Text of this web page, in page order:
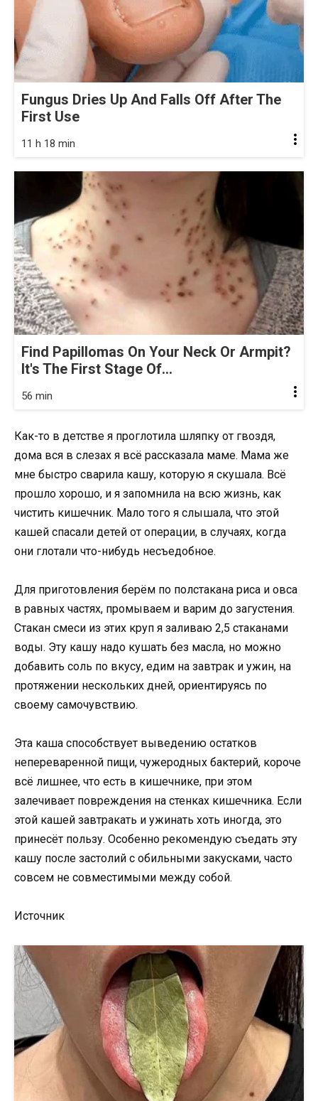
Fungus Dries Up And Falls Off After The
First Use
11 h 18 min
Find Papillomas On Your Neck Or Armpit?
It's The First Stage Of...
56 min
Как-то в детстве я проглотила шляпку от гвоздя,
дома вся в слезах я всё рассказала маме. Мама же
мне быстро сварила кашу, которую я скушала. Всё
прошло хорошо, и я запомнила на всю жизнь, как
чистить кишечник. Мало того я слышала, что этой
кашей спасали детей от операции, в случаях, когда
они глотали что-нибудь несъедобное.
Для приготовления берём по полстакана риса и овса
в равных частях, промываем и варим до загустения.
Стакан смеси из этих круп я заливаю 2,5 стаканами
воды. Эту кашу надо кушать без масла, но можно
добавить соль по вкусу, едим на завтрак и ужин, на
протяжении нескольких дней, ориентируясь по
своему самочувствию.
Эта каша способствует выведению остатков
непереваренной пищи, чужеродных бактерий, короче
всё лишнее, что есть в кишечнике, при этом
залечивает повреждения на стенках кишечника. Если
этой кашей завтракать и ужинать хоть иногда, это
принесёт пользу. Особенно рекомендую съедать эту
кашу после застолий с обильными закусками, часто
совсем не совместимыми между собой.
Источник